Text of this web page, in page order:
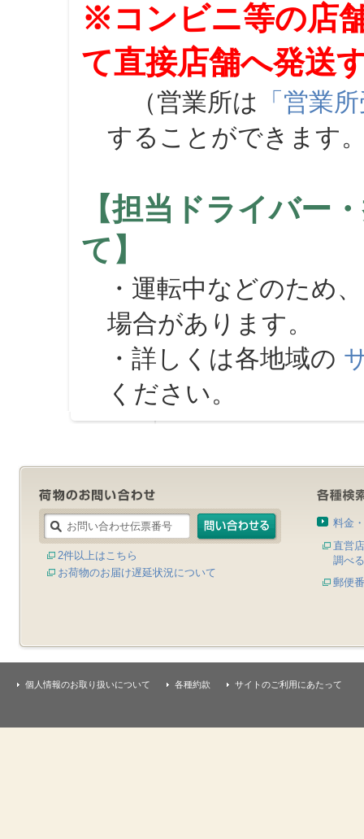
※コンビニ等の店
て直接店舗へ発送
（営業所は 「営業
することができます
【担当ドライバー
て】
・運転中などのため
場合があります。
・詳しくは各地域の
ください。
2件以上はこちら
お荷物のお届け遅延状況について
料金
直営
調べる
郵便
個人情報のお取り扱いについて 各種約款 サイトのご利用にあたって